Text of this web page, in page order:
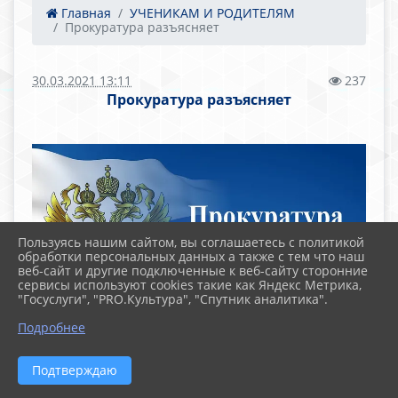
Главная
УЧЕНИКАМ И РОДИТЕЛЯМ
Прокуратура разъясняет
30.03.2021 13:11 237
Прокуратура разъясняет
ПРОКУРАТУРА СОВЕТСКОГО РАЙОНА Г.
ЧЕЛЯБИНСКА РАЗЪЯСНЯЕТ
Пользуясь нашим сайтом, вы соглашаетесь с политикой
обработки персональных данных а также с тем что наш
веб-сайт и другие подключенные к веб-сайту сторонние
сервисы используют cookies такие как Яндекс Метрика,
"Госуслуги", "PRO.Культура", "Спутник аналитика".
Подробнее
Подтверждаю